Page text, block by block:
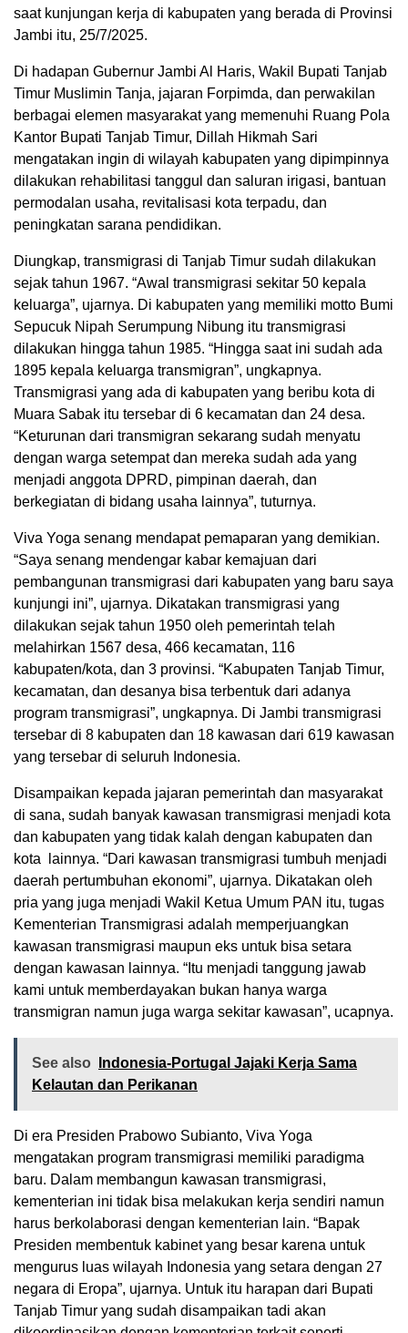
saat kunjungan kerja di kabupaten yang berada di Provinsi
Jambi itu, 25/7/2025.
Di hadapan Gubernur Jambi Al Haris, Wakil Bupati Tanjab
Timur Muslimin Tanja, jajaran Forpimda, dan perwakilan
berbagai elemen masyarakat yang memenuhi Ruang Pola
Kantor Bupati Tanjab Timur, Dillah Hikmah Sari
mengatakan ingin di wilayah kabupaten yang dipimpinnya
dilakukan rehabilitasi tanggul dan saluran irigasi, bantuan
permodalan usaha, revitalisasi kota terpadu, dan
peningkatan sarana pendidikan.
Diungkap, transmigrasi di Tanjab Timur sudah dilakukan
sejak tahun 1967. “Awal transmigrasi sekitar 50 kepala
keluarga”, ujarnya. Di kabupaten yang memiliki motto Bumi
Sepucuk Nipah Serumpung Nibung itu transmigrasi
dilakukan hingga tahun 1985. “Hingga saat ini sudah ada
1895 kepala keluarga transmigran”, ungkapnya.
Transmigrasi yang ada di kabupaten yang beribu kota di
Muara Sabak itu tersebar di 6 kecamatan dan 24 desa.
“Keturunan dari transmigran sekarang sudah menyatu
dengan warga setempat dan mereka sudah ada yang
menjadi anggota DPRD, pimpinan daerah, dan
berkegiatan di bidang usaha lainnya”, tuturnya.
Viva Yoga senang mendapat pemaparan yang demikian.
“Saya senang mendengar kabar kemajuan dari
pembangunan transmigrasi dari kabupaten yang baru saya
kunjungi ini”, ujarnya. Dikatakan transmigrasi yang
dilakukan sejak tahun 1950 oleh pemerintah telah
melahirkan 1567 desa, 466 kecamatan, 116
kabupaten/kota, dan 3 provinsi. “Kabupaten Tanjab Timur,
kecamatan, dan desanya bisa terbentuk dari adanya
program transmigrasi”, ungkapnya. Di Jambi transmigrasi
tersebar di 8 kabupaten dan 18 kawasan dari 619 kawasan
yang tersebar di seluruh Indonesia.
Disampaikan kepada jajaran pemerintah dan masyarakat
di sana, sudah banyak kawasan transmigrasi menjadi kota
dan kabupaten yang tidak kalah dengan kabupaten dan
kota lainnya. “Dari kawasan transmigrasi tumbuh menjadi
daerah pertumbuhan ekonomi”, ujarnya. Dikatakan oleh
pria yang juga menjadi Wakil Ketua Umum PAN itu, tugas
Kementerian Transmigrasi adalah memperjuangkan
kawasan transmigrasi maupun eks untuk bisa setara
dengan kawasan lainnya. “Itu menjadi tanggung jawab
kami untuk memberdayakan bukan hanya warga
transmigran namun juga warga sekitar kawasan”, ucapnya.
See also
Indonesia-Portugal Jajaki Kerja Sama
Kelautan dan Perikanan
Di era Presiden Prabowo Subianto, Viva Yoga
mengatakan program transmigrasi memiliki paradigma
baru. Dalam membangun kawasan transmigrasi,
kementerian ini tidak bisa melakukan kerja sendiri namun
harus berkolaborasi dengan kementerian lain. “Bapak
Presiden membentuk kabinet yang besar karena untuk
mengurus luas wilayah Indonesia yang setara dengan 27
negara di Eropa”, ujarnya. Untuk itu harapan dari Bupati
Tanjab Timur yang sudah disampaikan tadi akan